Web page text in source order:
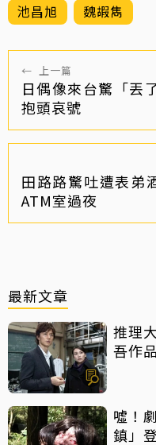
池昌旭 魏嘏雋
← 上一篇
日偶像來台驚「丟
抱頭哀號
田路路驚吐遭表弟
ATM室過夜
最新文章
推理
吾作
噓！
鎮」